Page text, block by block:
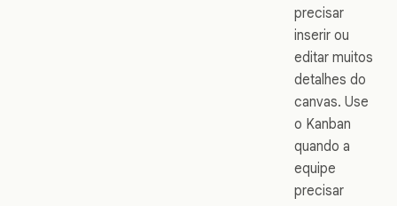
precisar
inserir ou
editar muitos
detalhes do
canvas. Use
o Kanban
quando a
equipe
precisar